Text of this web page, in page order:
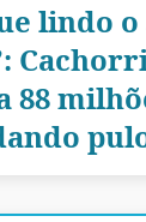
lindo o
88